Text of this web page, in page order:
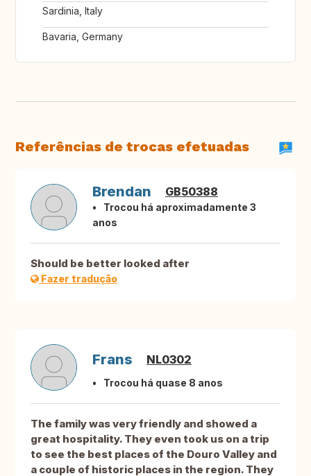
Sardinia, Italy
Bavaria, Germany
Referências de trocas efetuadas
Brendan GB50388
Trocou há aproximadamente 3
anos
Should be better looked after
Fazer tradução
Frans NL0302
Trocou há quase 8 anos
The family was very friendly and showed a
great hospitality. They even took us on a trip
to see the best places of the Douro Valley and
a couple of historic places in the region. They